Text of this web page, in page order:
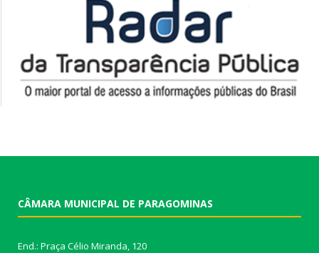
CÂMARA MUNICIPAL DE PARAGOMINAS
End.: Praça Célio Miranda, 120